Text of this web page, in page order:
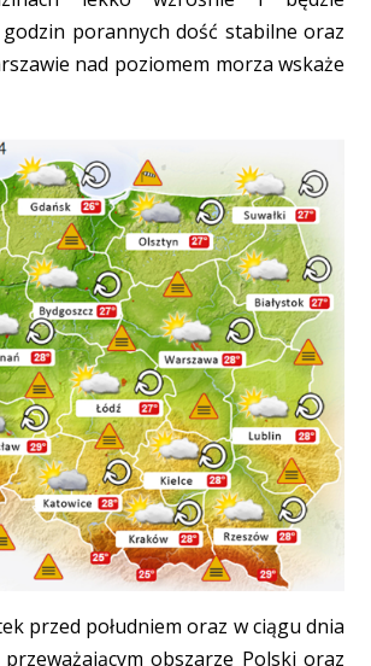
porannych dość stabilne oraz
nad poziomem morza wskaże
przed południem oraz w ciągu dnia
obszarze Polski oraz